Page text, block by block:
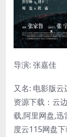
导演: 张嘉佳
又名: 电影版
资源下载：云
载,阿里网盘,
度云115网盘